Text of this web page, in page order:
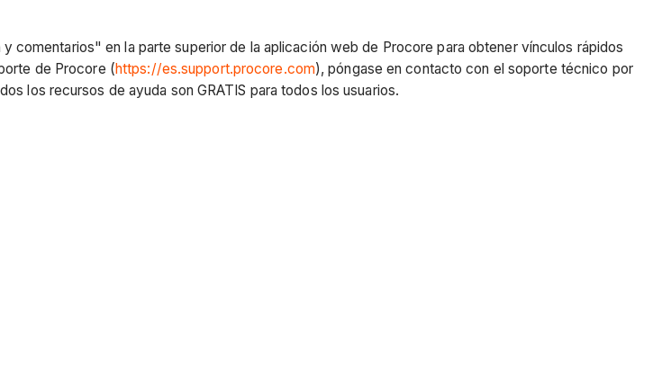
comentarios" en la parte superior de la aplicación web de Procore para obtener vínculos rápidos
de Procore (https://es.support.procore.com), póngase en contacto con el soporte técnico por
los recursos de ayuda son GRATIS para todos los usuarios.